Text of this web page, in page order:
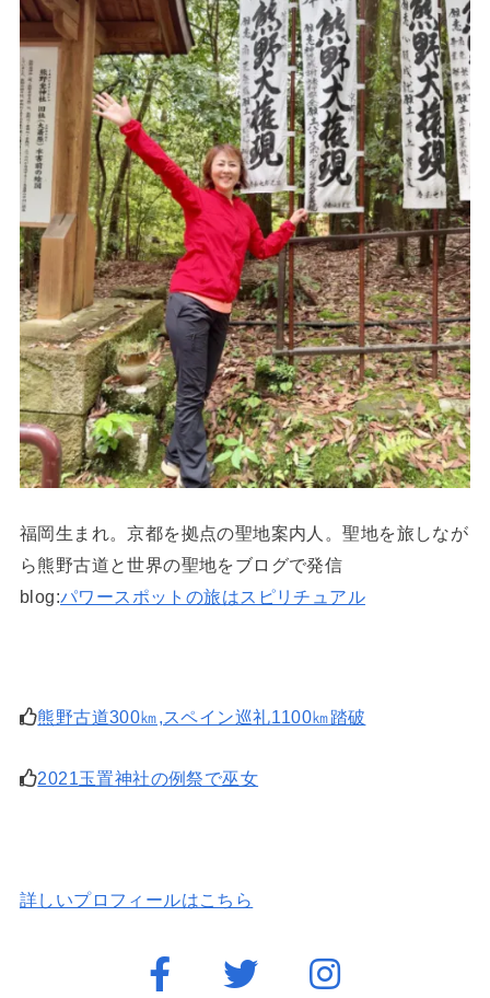
福岡生まれ。京都を拠点の聖地案内人。聖地を旅しなが
ら熊野古道と世界の聖地をブログで発信
blog:パワースポットの旅はスピリチュアル
熊野古道300㎞,スペイン巡礼1100㎞踏破
2021玉置神社の例祭で巫女
詳しいプロフィールはこちら